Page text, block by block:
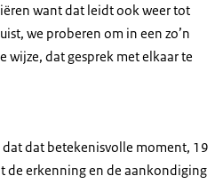
want dat leidt ook weer tot
we proberen om in een zo’n
wijze, dat gesprek met elkaar te
dat betekenisvolle moment, 19
de erkenning en de aankondiging